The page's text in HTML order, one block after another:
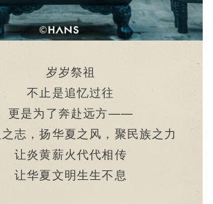
岁岁祭祖
不止是追忆过往
更是为了奔赴远方——
志，扬华夏之风，聚民族之力
让炎黄薪火代代相传
让华夏文明生生不息